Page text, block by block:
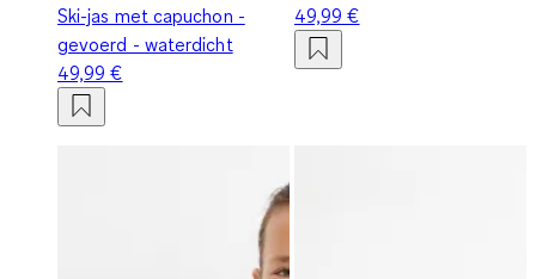
Ski-jas met capuchon -
gevoerd - waterdicht
49,99 €
49,99 €